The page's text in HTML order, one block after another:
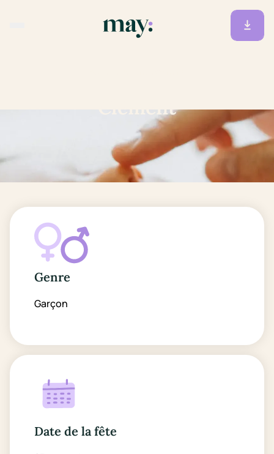
Clément
Genre
Garçon
Date de la fête